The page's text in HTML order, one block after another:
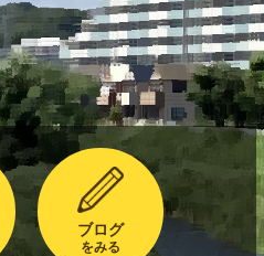
ブログ
をみる